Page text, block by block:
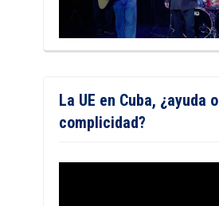
La UE en Cuba, ¿ayuda o
complicidad?